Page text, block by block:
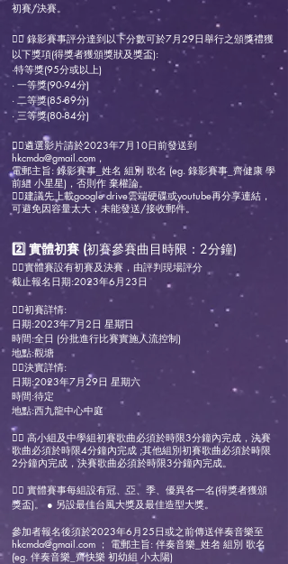
初賽/決賽。
👉🏻 錄影賽事評分達到以下分數可於7月29日舉行之頒獎禮獲
以下獎項(得獎者獲頒獎狀及獎盃):
·特等獎(95分或以上)
· 一等獎(90-94分)
· 二等獎(85-89分)
· 三等獎(80-84分)
👉🏻遴選影片請於2023年7月10日前發送到
hkcmda@gmail.com ，
電郵主旨: 錄影賽事_姓名 組別 歌名 (eg. 錄影賽事_齊健康 學
前組 小星星)，否則作 棄權論。
👉🏻建議先上載google drive雲端硬碟或youtube再分享連結，
可避免因容量太大，未能發送/接收郵件。
2️⃣ 實體初賽 (初賽參賽曲目時限：2分鐘)
👉🏻實體賽設有初賽及決賽，由評判現場評分
截止報名日期:2023年6月23日
👉🏻初賽詳情:
日期:2023年7月2日 星期日
時間:全日 (分批進行比賽實施人流控制)
地點:觀塘
👉🏻決實詳情:
日期:2023年7月29日 星期六
時間:待定
地點:西九龍中心中庭
👉🏻 高小組及中學組初賽歌曲必須於時限3分鐘內完成，決賽
歌曲必須於時限4分鐘內完成 ;其他組別初賽歌曲必須於時限
2分鐘內完成，決賽歌曲必須於時限3分鐘內完成。
👉🏻 實體賽事每組設有冠、亞、季、優異各一名(得獎者獲頒
獎盃)。 ● 另設最佳台風大獎及最佳造型大獎。
參加者報名後須於2023年6月25日或之前傳送伴奏音樂至
hkcmda@gmail.com ； 電郵主旨: 伴奏音樂_姓名 組別 歌名
(eg. 伴奏音樂_齊快樂 初幼組 小太陽)